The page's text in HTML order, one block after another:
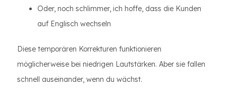
Oder, noch schlimmer, ich hoffe, dass die Kunden
auf Englisch wechseln
Diese temporären Korrekturen funktionieren
möglicherweise bei niedrigen Lautstärken. Aber sie fallen
schnell auseinander, wenn du wächst.